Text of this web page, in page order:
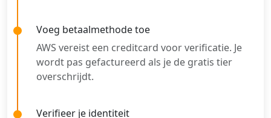
Voeg betaalmethode toe
AWS vereist een creditcard voor verificatie. Je
wordt pas gefactureerd als je de gratis tier
overschrijdt.
Verifieer je identiteit